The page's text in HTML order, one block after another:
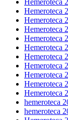
Hemeroteca
Hemeroteca
Hemeroteca
Hemeroteca
Hemeroteca
Hemeroteca
Hemeroteca
Hemeroteca
Hemeroteca
Hemeroteca
Hemeroteca
hemeroteca
hemeroteca